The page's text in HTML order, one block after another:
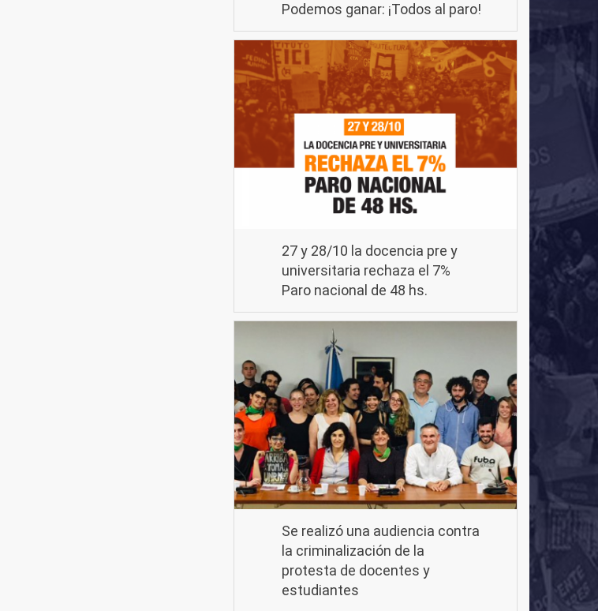
Podemos ganar: ¡Todos al paro!
27 y 28/10 la docencia pre y
universitaria rechaza el 7%
Paro nacional de 48 hs.
Se realizó una audiencia contra
la criminalización de la
protesta de docentes y
estudiantes